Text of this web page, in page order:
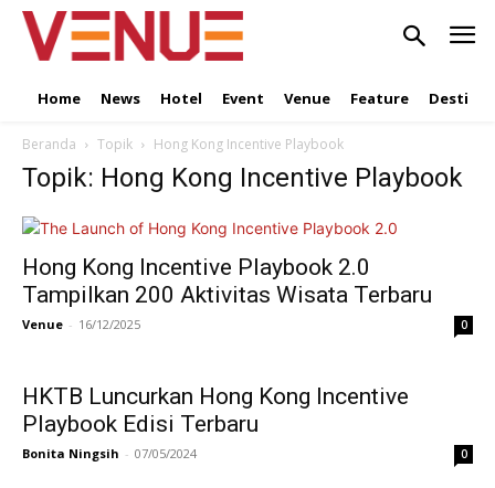
Home News Hotel Event Venue Feature
Beranda Topik Hong Kong Incentive Playbook
Topik: Hong Kong Incentive Playbook
Hong Kong Incentive Playbook 2.0
Tampilkan 200 Aktivitas Wisata Terbaru
Venue - 16/12/2025 0
HKTB Luncurkan Hong Kong Incentive
Playbook Edisi Terbaru
Bonita Ningsih - 07/05/2024 0